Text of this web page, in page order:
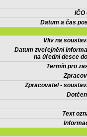
IČO
Datum a čas
Vliv na
Datum zveřejnění
na úřední desce
Termín pro
Zpracovatel -
Text